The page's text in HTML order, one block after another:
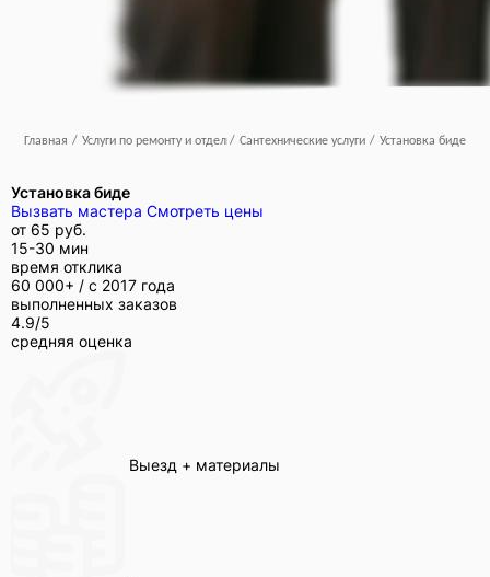
Главная / Услуги по ремонту и отделке/ Сантехнические услуги / Установка биде
Установка биде
Вызвать мастера Смотреть цены
от 65 руб.
15-30 мин
время отклика
60 000+ / с 2017 года
выполненных заказов
4.9/5
средняя оценка
Выезд + материалы